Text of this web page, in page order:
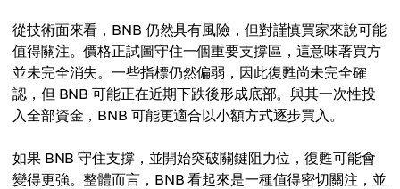
從技術面來看，BNB 仍然具有風險，但對謹慎買家來說可能
值得關注。價格正試圖守住一個重要支撐區，這意味著買方
並未完全消失。一些指標仍然偏弱，因此復甦尚未完全確
認，但 BNB 可能正在近期下跌後形成底部。與其一次性投
入全部資金，BNB 可能更適合以小額方式逐步買入。
如果 BNB 守住支撐，並開始突破關鍵阻力位，復甦可能會
變得更強。整體而言，BNB 看起來是一種值得密切關注，並